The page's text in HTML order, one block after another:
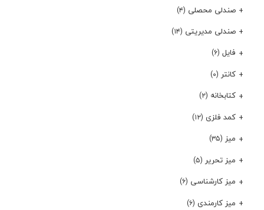
صندلی محصلی (۴)
صندلی مدیریتی (۱۴)
فایل (۶)
کانتر (۰)
کتابخانه (۲)
کمد فلزی (۱۲)
میز (۳۵)
میز تحریر (۵)
میز کارشناسی (۶)
میز کارمندی (۶)